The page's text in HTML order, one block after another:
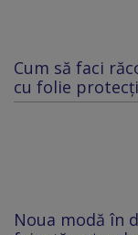
Cum să faci
cu folie
Noua modă în